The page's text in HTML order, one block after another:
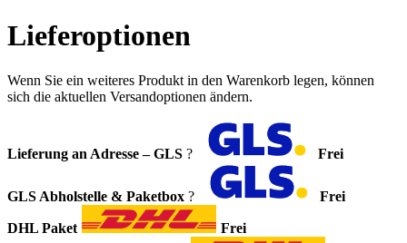
Lieferoptionen
Wenn Sie ein weiteres Produkt in den Warenkorb legen, können
sich die aktuellen Versandoptionen ändern.
Lieferung an Adresse – GLS ? Frei
GLS Abholstelle & Paketbox ? Frei
DHL Paket Frei